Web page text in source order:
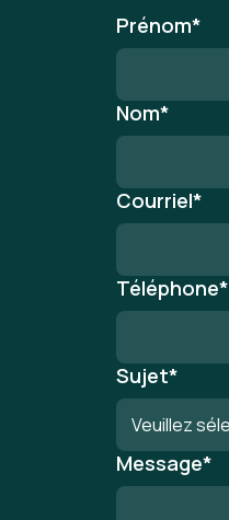
Prénom*
Nom*
Courriel*
Téléphone*
Sujet*
Message*